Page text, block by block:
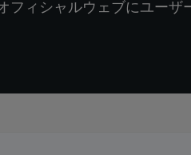
フィシャルウェブにユーザ